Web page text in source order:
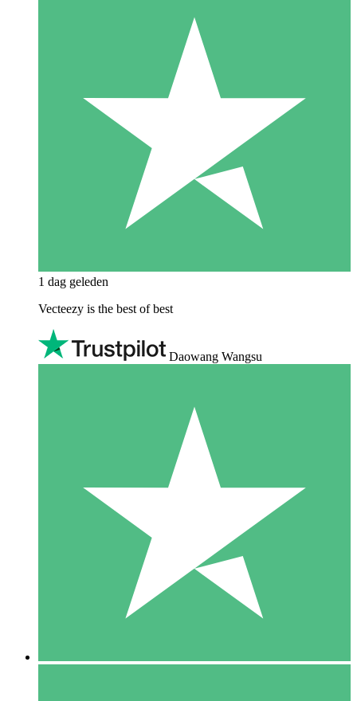
1 dag geleden
Vecteezy is the best of best
Daowang Wangsu